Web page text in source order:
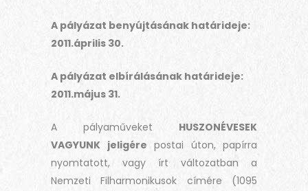
A pályázat benyújtásának határideje:
2011.április 30.
A pályázat elbírálásának határideje:
2011.május 31.
A pályaműveket HUSZONÉVESEK
VAGYUNK jeligére postai úton, papírra
nyomtatott, vagy írt változatban a
Nemzeti Filharmonikusok címére (1095